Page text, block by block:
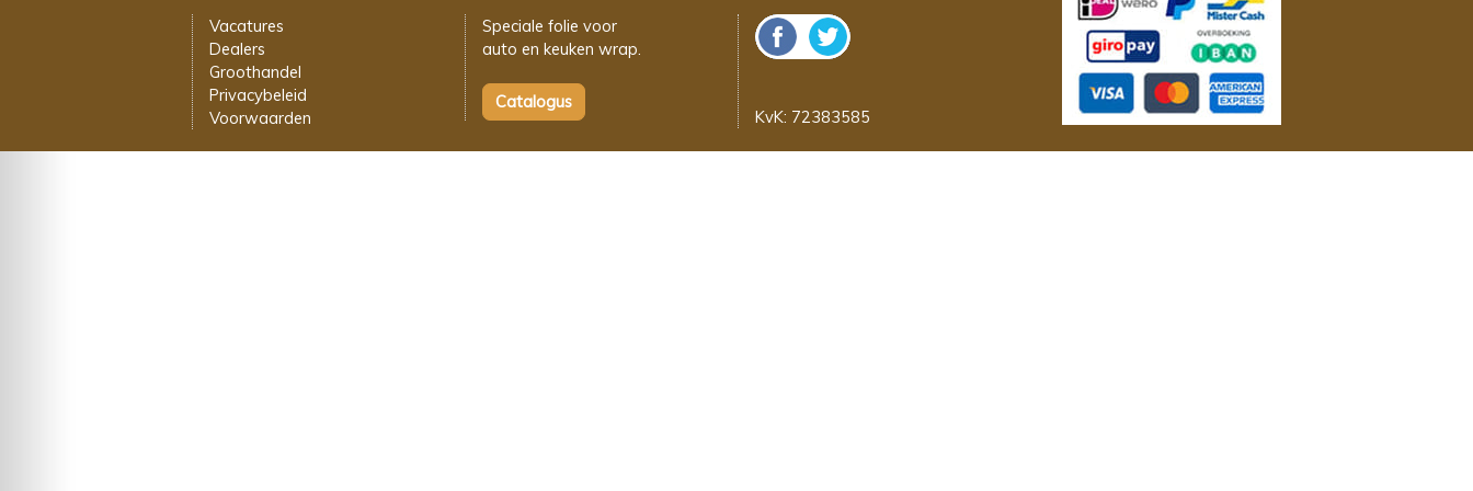
Vacatures
Dealers
Groothandel
Privacybeleid
Voorwaarden
Speciale folie voor
auto en keuken wrap.
KvK: 72383585